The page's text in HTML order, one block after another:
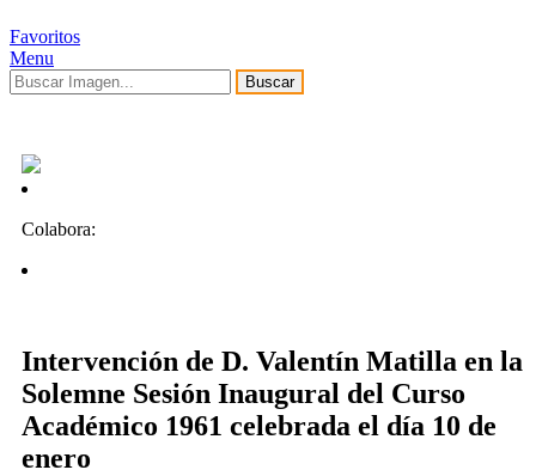
Favoritos
Menu
Buscar
Colabora:
Intervención de D. Valentín Matilla en la
Solemne Sesión Inaugural del Curso
Académico 1961 celebrada el día 10 de
enero